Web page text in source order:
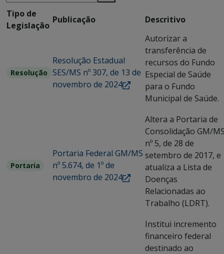
Tipo de
Legislação
Publicação Descritivo
Resolução
Resolução Estadual
SES/MS nº 307, de 13 de
novembro de 2024
Autorizar a
transferência de
recursos do Fundo
Especial de Saúde
para o Fundo
Municipal de Saúde.
Portaria
Portaria Federal GM/MS
nº 5.674, de 1º de
novembro de 2024
Altera a Portaria de
Consolidação GM/
nº 5, de 28 de
setembro de 2017, e
atualiza a Lista de
Doenças
Relacionadas ao
Trabalho (LDRT).
Institui incremento
financeiro federal
destinado ao